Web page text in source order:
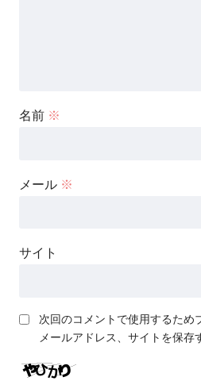
名前 ※
メール ※
サイト
次回のコメントで使用するため
メールアドレス、サイトを保存